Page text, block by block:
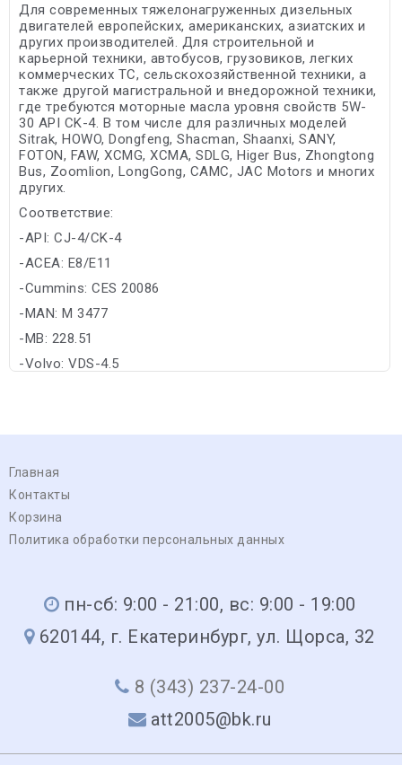
Для современных тяжелонагруженных дизельных
двигателей европейских, американских, азиатских и
других производителей. Для строительной и
карьерной техники, автобусов, грузовиков, легких
коммерческих ТС, сельскохозяйственной техники, а
также другой магистральной и внедорожной техники,
где требуются моторные масла уровня свойств 5W-
30 API CK-4. В том числе для различных моделей
Sitrak, HOWO, Dongfeng, Shacman, Shaanxi, SANY,
FOTON, FAW, XCMG, XCMA, SDLG, Higer Bus, Zhongtong
Bus, Zoomlion, LongGong, CAMC, JAC Motors и многих
других.
Соответствие:
-API: CJ-4/CK-4
-ACEA: E8/E11
-Cummins: CES 20086
-MAN: M 3477
-MB: 228.51
-Volvo: VDS-4.5
Главная
Контакты
Корзина
Политика обработки персональных данных
пн-сб: 9:00 - 21:00, вс: 9:00 - 19:00
620144, г. Екатеринбург, ул. Щорса, 32
8 (343) 237-24-00
att2005@bk.ru